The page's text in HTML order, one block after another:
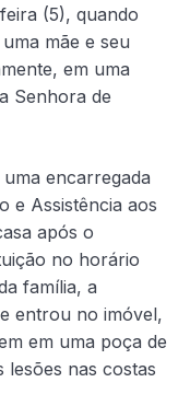
(5), quando
mãe e seu
em uma
Senhora de
encarregada
e Assistência aos
após o
no horário
família, a
entrou no imóvel,
em uma poça de
lesões nas costas